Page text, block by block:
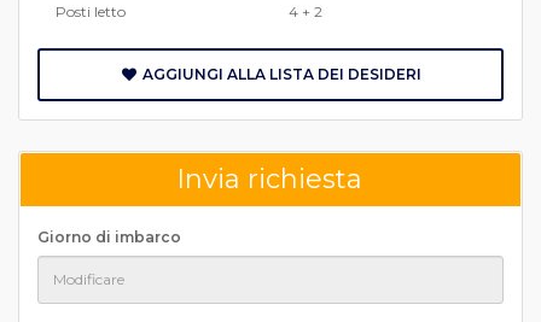
Posti letto
4 + 2
AGGIUNGI ALLA LISTA DEI DESIDERI
Invia richiesta
Giorno di imbarco